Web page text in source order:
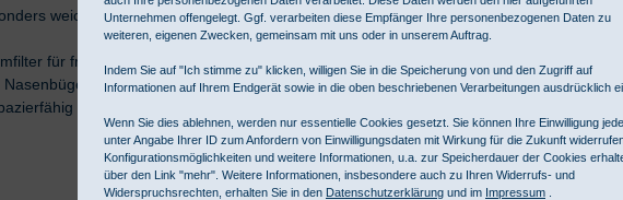
weichen und geschmeidigen Vliesstoffen
für freies Atmen bei optimaler Filterleistung
Unternehmen offengelegt. Ggf. verarbeiten diese Empfänger Ihre personenbezogenen Daten zu
weiteren, eigenen Zwecken, gemeinsam mit uns oder in unserem Auftrag.
Indem Sie auf "Ich stimme zu" klicken, willigen Sie in die Speicherung von und den Zugriff auf
Informationen auf Ihrem Endgerät sowie in die oben beschriebenen Verarbeitungen ausdrücklich
Wenn Sie dies ablehnen, werden nur essentielle Cookies gesetzt. Sie können Ihre Einwilligung
unter Angabe Ihrer ID zum Anfordern von Einwilligungsdaten mit Wirkung für die Zukunft
Konfigurationsmöglichkeiten und weitere Informationen, u.a. zur Speicherdauer der Cookies
über den Link "mehr". Weitere Informationen, insbesondere auch zu Ihren Widerrufs- und
Widerspruchsrechten, erhalten Sie in den Datenschutzerklärung und im Impressum